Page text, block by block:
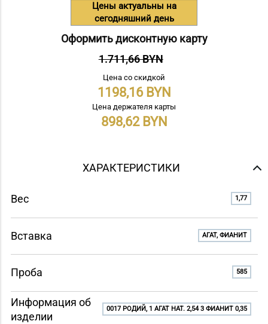
Цены актуальны на
сегодняшний день
Оформить дисконтную карту
1.711,66 BYN
Цена со скидкой
1198,16
Цена держателя карты
898,62
ХАРАКТЕРИСТИКИ
Вес 1,77
Вставка АГАТ, ФИАНИТ
Проба 585
Информация об
изделии
0017 РОДИЙ, 1 АГАТ НАТ. 2,54 3 ФИАНИТ 0,35